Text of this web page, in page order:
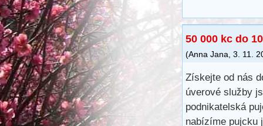
50 000 kc do
(Anna Jana 3. 11.
Získejte od nás
úverové služby
podnikatelská
nabízíme pujcku